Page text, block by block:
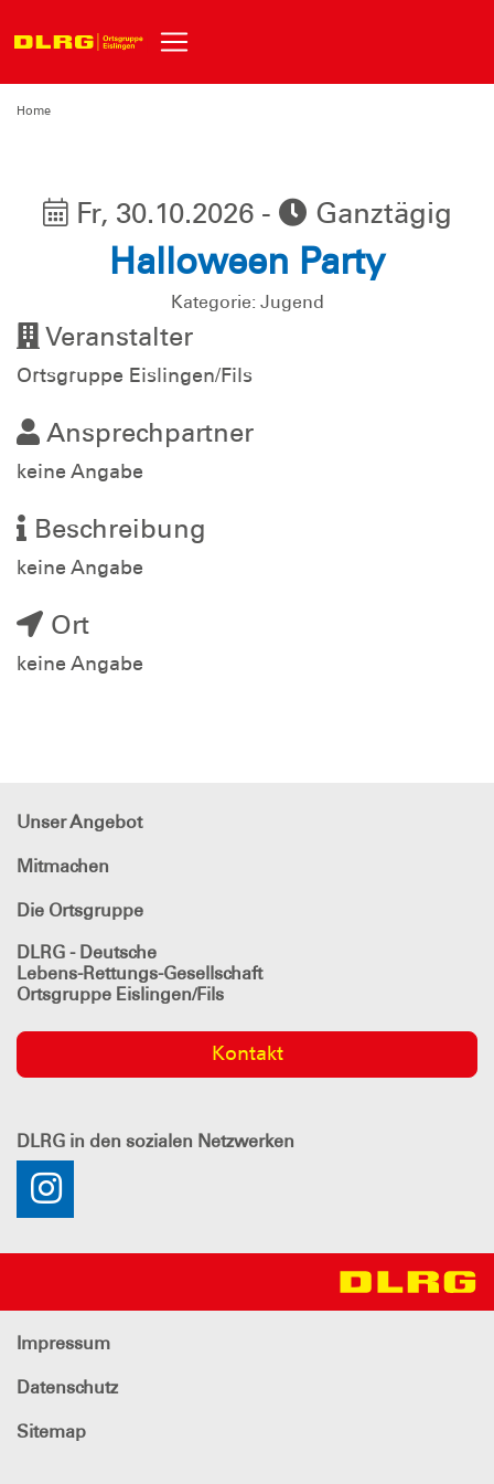
Home
Fr, 30.10.2026 - Ganztägig
Halloween Party
Kategorie: Jugend
Veranstalter
Ortsgruppe Eislingen/Fils
Ansprechpartner
keine Angabe
Beschreibung
keine Angabe
Ort
keine Angabe
Unser Angebot
Mitmachen
Die Ortsgruppe
DLRG - Deutsche
Lebens-Rettungs-Gesellschaft
Ortsgruppe Eislingen/Fils
Kontakt
DLRG in den sozialen Netzwerken
Impressum
Datenschutz
Sitemap